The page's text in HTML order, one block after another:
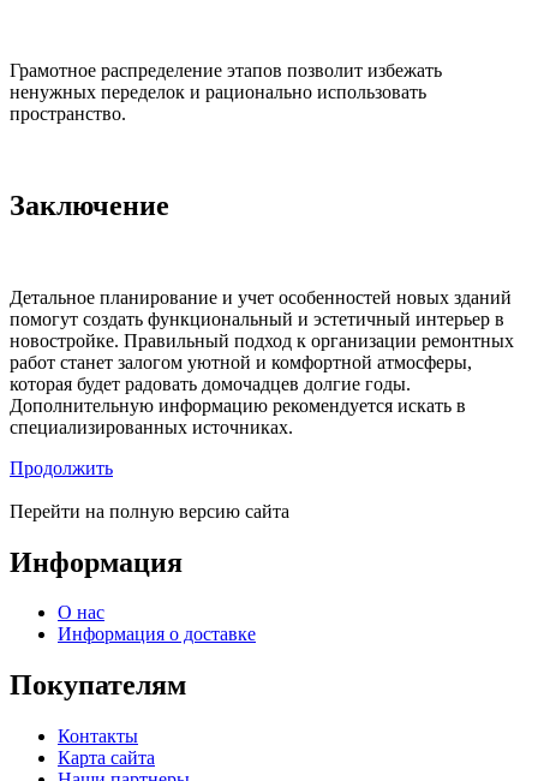
Грамотное распределение этапов позволит избежать
ненужных переделок и рационально использовать
пространство.
Заключение
Детальное планирование и учет особенностей новых зданий
помогут создать функциональный и эстетичный интерьер в
новостройке. Правильный подход к организации ремонтных
работ станет залогом уютной и комфортной атмосферы,
которая будет радовать домочадцев долгие годы.
Дополнительную информацию рекомендуется искать в
специализированных источниках.
Продолжить
Перейти на полную версию сайта
Информация
О нас
Информация о доставке
Покупателям
Контакты
Карта сайта